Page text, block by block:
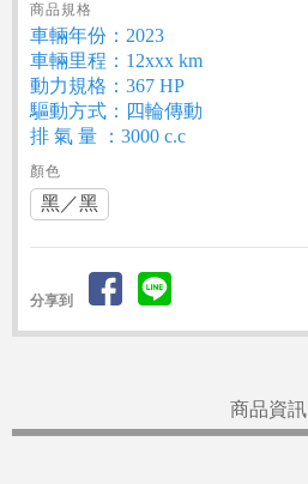
商品規格
車輛年份：2023
車輛里程：12xxx km
動力規格：367 HP
驅動方式：四輪傳動
排 氣 量 ：3000 c.c
顏色
黑／黑
分享到
商品資訊